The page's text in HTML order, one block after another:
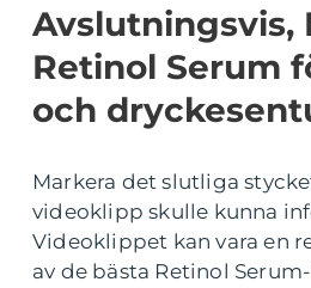
Avslutningsvis,
Retinol Serum
och
Markera det slutliga
videoklipp skulle kunna
Videoklippet kan vara en
av de bästa Retinol